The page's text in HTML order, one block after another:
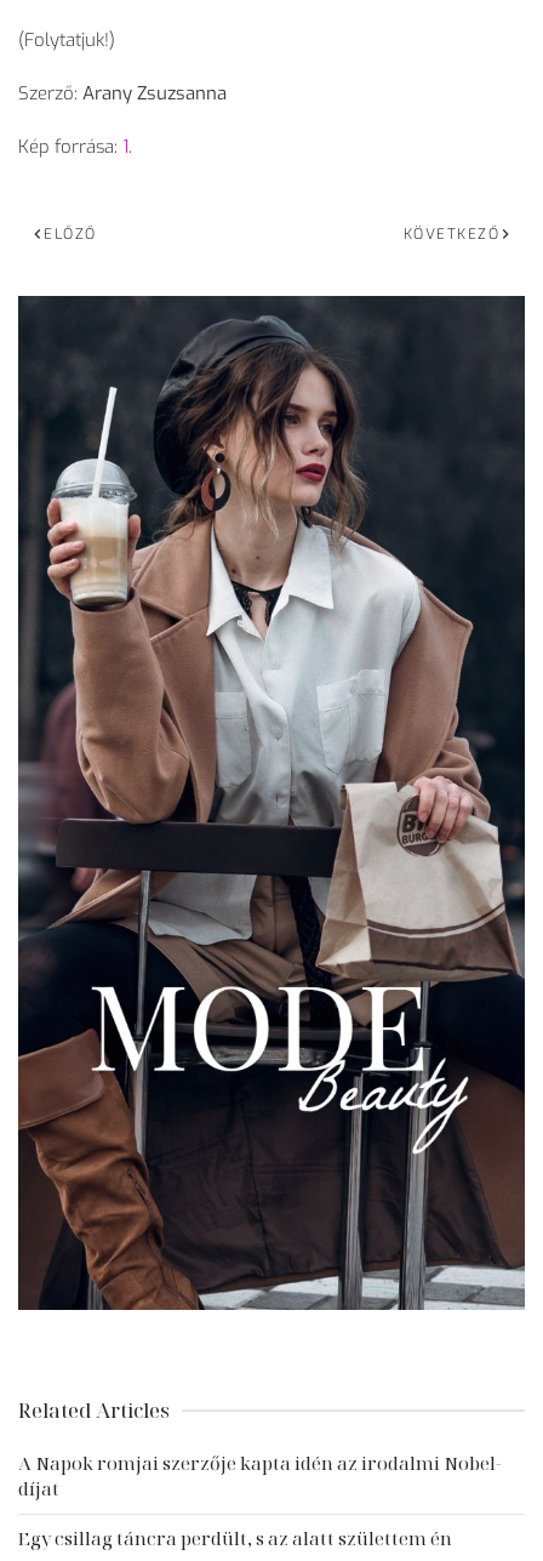
(Folytatjuk!)
Szerző: Arany Zsuzsanna
Kép forrása: 1.
ELŐZŐ KÖVETKEZŐ
Related Articles
A Napok romjai szerzője kapta idén az irodalmi Nobel-
díjat
Egy csillag táncra perdült, s az alatt születtem én